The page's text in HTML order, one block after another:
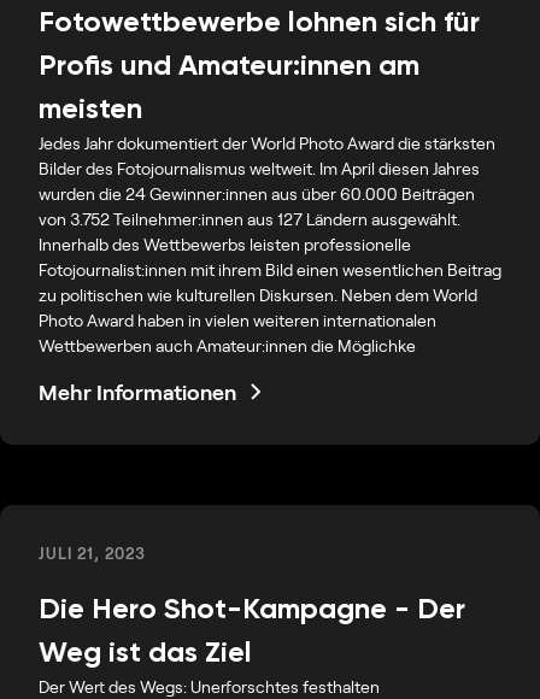
Fotowettbewerbe lohnen sich für
Profis und Amateur:innen am
meisten
Jedes Jahr dokumentiert der World Photo Award die stärksten
Bilder des Fotojournalismus weltweit. Im April diesen Jahres
wurden die 24 Gewinner:innen aus über 60.000 Beiträgen
von 3.752 Teilnehmer:innen aus 127 Ländern ausgewählt.
Innerhalb des Wettbewerbs leisten professionelle
Fotojournalist:innen mit ihrem Bild einen wesentlichen Beitrag
zu politischen wie kulturellen Diskursen. Neben dem World
Photo Award haben in vielen weiteren internationalen
Wettbewerben auch Amateur:innen die Möglichke
Mehr Informationen
JULI 21, 2023
Die Hero Shot-Kampagne - Der
Weg ist das Ziel
Der Wert des Wegs: Unerforschtes festhalten